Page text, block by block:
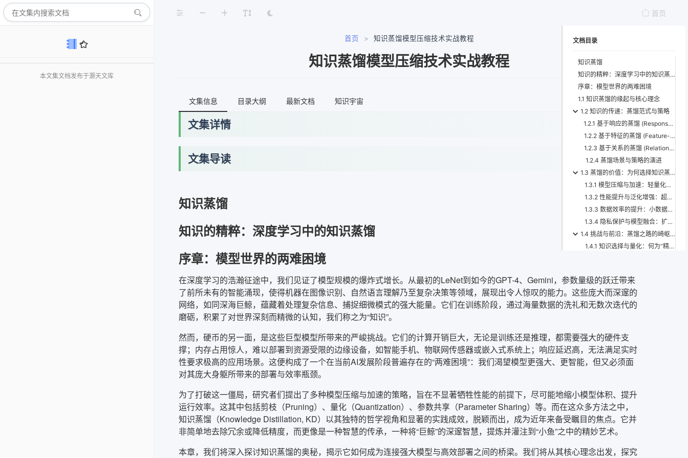
本文集文档发布于灏天文库
首页
首页 > 知识蒸馏模型压缩技术实战教程
知识蒸馏模型压缩技术实战教程
文集信息 目录大纲 最新文档 知识宇宙
文集详情
文集导读
知识蒸馏
知识的精粹：深度学习中的知识蒸馏
序章：模型世界的两难困境
在深度学习的浩瀚征途中，我们见证了模型规模的爆炸式增长。从最初的LeNet到如今的GPT-4、Gemini，参数量级的跃迁带来
了前所未有的智能涌现，使得机器在图像识别、自然语言理解乃至复杂决策等领域，展现出令人惊叹的能力。这些庞大而深邃的
网络，如同深海巨鲸，蕴藏着处理复杂信息、捕捉细微模式的强大能量。它们在训练阶段，通过海量数据的洗礼和无数次迭代的
磨砺，积累了对世界深刻而精微的认知，我们称之为“知识”。
然而，硬币的另一面，是这些巨型模型所带来的严峻挑战。它们的计算开销巨大，无论是训练还是推理，都需要强大的硬件支
撑；内存占用惊人，难以部署到资源受限的边缘设备，如智能手机、物联网传感器或嵌入式系统上；响应延迟高，无法满足实时
性要求极高的应用场景。这便构成了一个在当前AI发展阶段普遍存在的“两难困境”：我们渴望模型更强大、更智能，但又必须面
对其庞大身躯所带来的部署与效率瓶颈。
为了打破这一僵局，研究者们提出了多种模型压缩与加速的策略，旨在不显著牺牲性能的前提下，尽可能地缩小模型体积、提升
运行效率。这其中包括剪枝（Pruning）、量化（Quantization）、参数共享（Parameter Sharing）等。而在这众多方法之中，
知识蒸馏（Knowledge Distillation, KD）以其独特的哲学视角和显著的实践成效，脱颖而出，成为近年来备受瞩目的焦点。它并
非简单地去除冗余或降低精度，而更像是一种智慧的传承，一种将“巨鲸”的深邃智慧，提炼并灌注到“小鱼”之中的精妙艺术。
本章，我们将深入探讨知识蒸馏的奥秘，揭示它如何成为连接强大模型与高效部署之间的桥梁。我们将从其核心理念出发，探究
文档目录
知识蒸馏
知识的精粹：深度学习中的知识蒸馏
序章：模型世界的两难困境
1.1 知识蒸馏的缘起与核心理念
1.2 知识的传递：蒸馏范式与策略
1.2.1 基于响应的蒸馏 (Response-based Distillation)
1.2.2 基于特征的蒸馏 (Feature-based Distillation)
1.2.3 基于关系的蒸馏 (Relation-based Distillation)
1.2.4 蒸馏场景与策略的演进
1.3 蒸馏的价值：为何选择知识蒸馏？
1.3.1 模型压缩与加速：轻量化部署的核心
1.3.2 性能提升与泛化增强：超越直觉的益处
1.3.3 数据效率的提升：小数据也能有大智慧
1.3.4 隐私保护与模型融合：扩展应用边界
1.4 挑战与前沿：蒸馏之路的崎岖与展望
1.4.1 知识选择与量化：何为“精粹”？
结语：智慧的传承，模型的进化